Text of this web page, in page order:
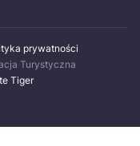
prywatności
Turystyczna
Tiger